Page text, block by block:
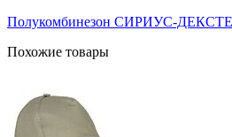
Полукомбинезон СИРИУС-ДЕКСТЕР
Похожие товары